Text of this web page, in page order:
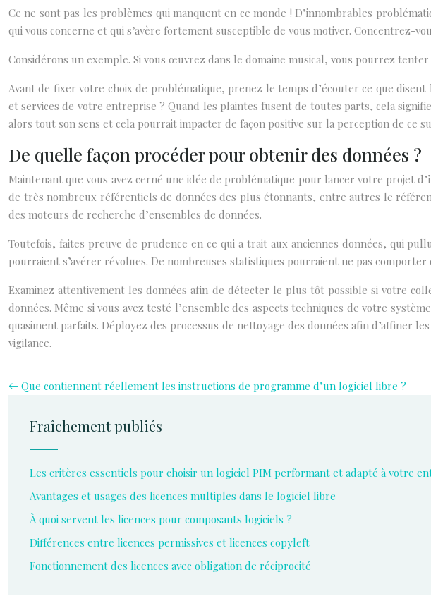
Ce ne sont pas les problèmes qui manquent en ce monde ! D’innombrables
qui vous concerne et qui s’avère fortement susceptible de vous motiver. Concentrez-
Considérons un exemple. Si vous œuvrez dans le domaine musical, vous pourrez
Avant de fixer votre choix de problématique, prenez le temps d’écouter ce que
et services de votre entreprise ? Quand les plaintes fusent de toutes parts, cela
alors tout son sens et cela pourrait impacter de façon positive sur la perception de ce
De quelle façon procéder pour obtenir des données ?
Maintenant que vous avez cerné une idée de problématique pour lancer votre projet d’
de très nombreux référentiels de données des plus étonnants, entre autres le
des moteurs de recherche d’ensembles de données.
Toutefois, faites preuve de prudence en ce qui a trait aux anciennes données, qui
pourraient s’avérer révolues. De nombreuses statistiques pourraient ne pas comporter
Examinez attentivement les données afin de détecter le plus tôt possible si votre
données. Même si vous avez testé l’ensemble des aspects techniques de votre
quasiment parfaits. Déployez des processus de nettoyage des données afin d’affiner
vigilance.
Que contiennent réellement les instructions de programme d’un logiciel libre ?
Fraîchement publiés
Les critères essentiels pour choisir un logiciel PIM performant et adapté à votre
Avantages et usages des licences multiples dans le logiciel libre
À quoi servent les licences pour composants logiciels ?
Différences entre licences permissives et licences copyleft
Fonctionnement des licences avec obligation de réciprocité